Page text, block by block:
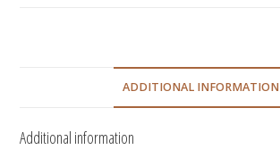
ADDITIONAL INFORMATION
Additional information